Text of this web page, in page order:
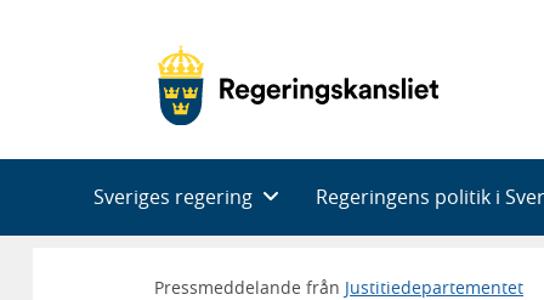
Sveriges regering Regeringens politik i
Pressmeddelande från Justitiedepartementet